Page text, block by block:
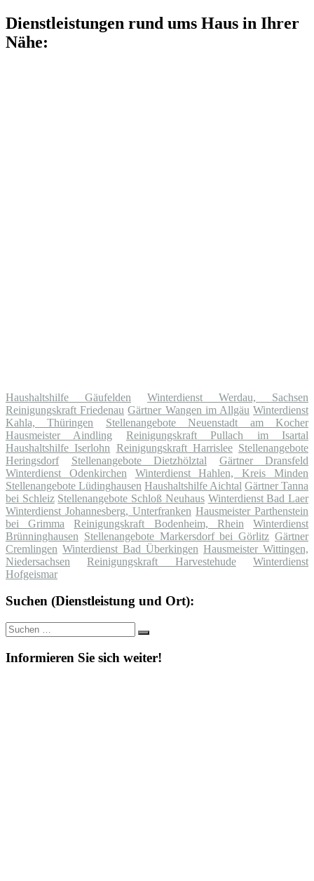
Dienstleistungen rund ums Haus in Ihrer
Nähe:
Haushaltshilfe Gäufelden
Winterdienst Werdau, Sachsen
Reinigungskraft Friedenau Gärtner Wangen im Allgäu Winterdienst
Kahla, Thüringen
Stellenangebote Neuenstadt am Kocher
Hausmeister Aindling
Reinigungskraft Pullach im Isartal
Haushaltshilfe Iserlohn Reinigungskraft Harrislee Stellenangebote
Heringsdorf
Stellenangebote Dietzhölztal
Gärtner Dransfeld
Winterdienst Odenkirchen
Winterdienst Hahlen, Kreis Minden
Stellenangebote Lüdinghausen Haushaltshilfe Aichtal Gärtner Tanna
bei Schleiz Stellenangebote Schloß Neuhaus Winterdienst Bad Laer
Winterdienst Johannesberg, Unterfranken Hausmeister Parthenstein
bei Grimma
Reinigungskraft Bodenheim, Rhein
Winterdienst
Brünninghausen Stellenangebote Markersdorf bei Görlitz Gärtner
Cremlingen Winterdienst Bad Überkingen Hausmeister Wittingen,
Niedersachsen
Reinigungskraft Harvestehude
Winterdienst
Hofgeismar
Suchen (Dienstleistung und Ort):
Suche
nach:
Suchen
Informieren Sie sich weiter!